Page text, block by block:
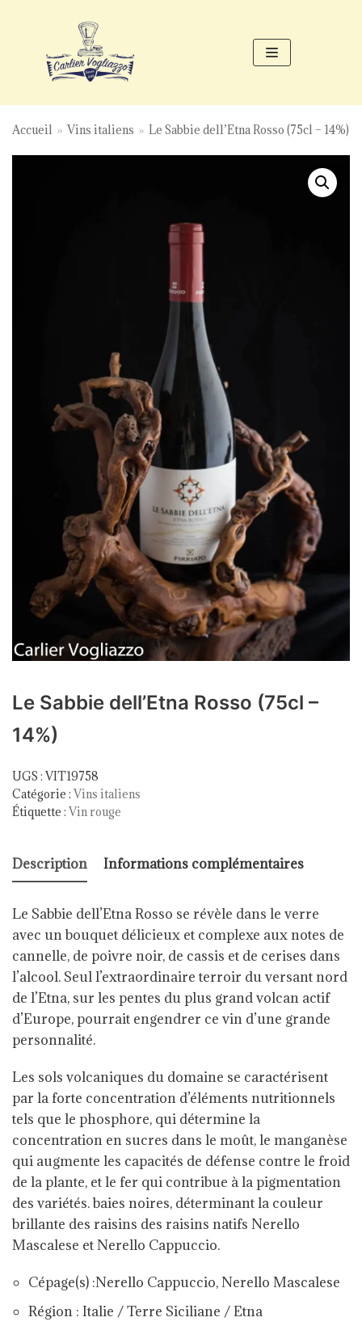
contenu
Accueil » Vins italiens » Le Sabbie dell’Etna Rosso (75cl – 14%)
Le Sabbie dell’Etna Rosso (75cl –
14%)
UGS :VIT19758
Catégorie : Vins italiens
Étiquette : Vin rouge
Description Informations complémentaires
Le Sabbie dell’Etna Rosso se révèle dans le verre
avec un bouquet délicieux et complexe aux notes de
cannelle, de poivre noir, de cassis et de cerises dans
l’alcool. Seul l’extraordinaire terroir du versant nord
de l’Etna, sur les pentes du plus grand volcan actif
d’Europe, pourrait engendrer ce vin d’une grande
personnalité.
Les sols volcaniques du domaine se caractérisent
par la forte concentration d’éléments nutritionnels
tels que le phosphore, qui détermine la
concentration en sucres dans le moût, le manganèse
qui augmente les capacités de défense contre le froid
de la plante, et le fer qui contribue à la pigmentation
des variétés. baies noires, déterminant la couleur
brillante des raisins des raisins natifs Nerello
Mascalese et Nerello Cappuccio.
Cépage(s) :Nerello Cappuccio,Nerello Mascalese
Région : Italie /Terre Siciliane /Etna